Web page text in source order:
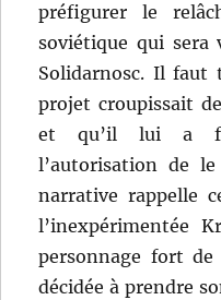
préfigurer le
soviétique qui sera
Solidarnosc. Il faut
projet croupissait
et qu’il lui a
l’autorisation de
narrative rappelle
l’inexpérimentée
personnage fort de
décidée à prendre